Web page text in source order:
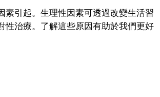
引起。生理性因素可透過改變生活習
性治療。了解這些原因有助於我們更好